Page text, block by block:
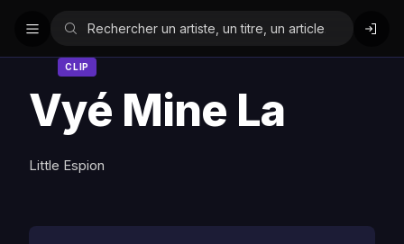
CLIP
Vyé Mine La
Little Espion